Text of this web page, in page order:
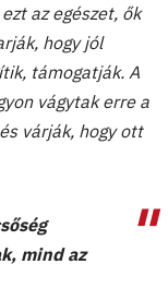
az egészet, ők
hogy jól
támogatják. A
vágytak erre a
várják, hogy ott
mind az